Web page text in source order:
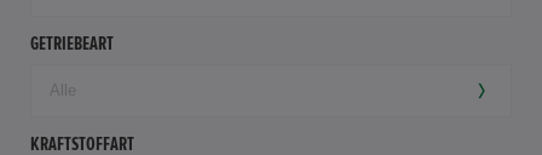
GETRIEBEART
KRAFTSTOFFART